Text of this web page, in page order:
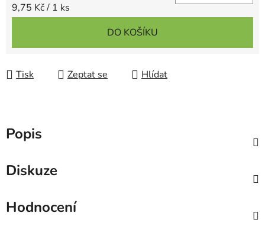
Měrná cena:
9,75 Kč / 1 ks
DO KOŠÍKU
Tisk Zeptat se Hlídat
Popis
Diskuze
Hodnocení